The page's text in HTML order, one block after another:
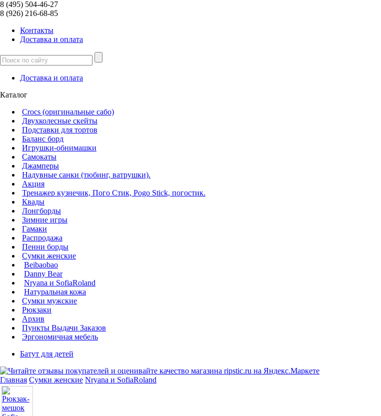
8 (495) 504-46-27
8 (926) 216-68-85
Контакты
Доcтавка и оплата
Доcтавка и оплата
Каталог
Crocs (оригинальные сабо)
Двухколесные скейты
Подставки для тортов
Баланс борд
Игрушки-обнимашки
Самокаты
Джамперы
Надувные санки (тюбинг, ватрушки).
Акция
Тренажер кузнечик, Пого Стик, Pogo Stick, погостик.
Квады
Лонгборды
Зимние игры
Гамаки
Распродажа
Пенни борды
Сумки женские
Beibaobao
Danny Bear
Nryana и SofiaRoland
Натуральная кожа
Сумки мужские
Рюкзаки
Архив
Пункты Выдачи Заказов
Эргономичная мебель
Батут для детей
Главная Сумки женские Nryana и SofiaRoland